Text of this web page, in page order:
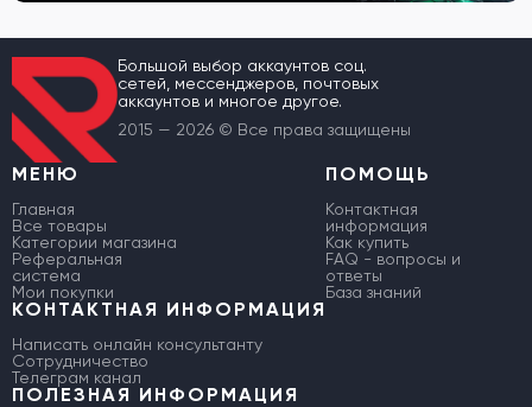
Большой выбор аккаунтов соц.
сетей, мессенджеров, почтовых
аккаунтов и многое другое.
2015 — 2026 © Все права защищены
МЕНЮ
Главная
Все товары
Категории магазина
Реферальная
система
Мои покупки
ПОМОЩЬ
Контактная
информация
Как купить
FAQ - вопросы и
ответы
База знаний
КОНТАКТНАЯ ИНФОРМАЦИЯ
Написать онлайн консультанту
Сотрудничество
Телеграм канал
ПОЛЕЗНАЯ ИНФОРМАЦИЯ